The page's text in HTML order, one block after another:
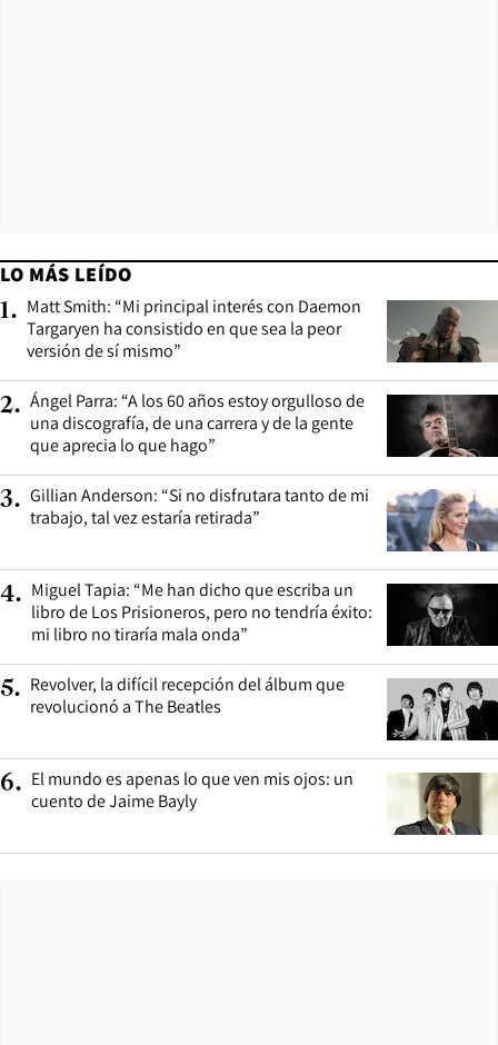
LO MÁS LEÍDO
1. Matt Smith: “Mi principal interés con Daemon
Targaryen ha consistido en que sea la peor
versión de sí mismo”
2. Ángel Parra: “A los 60 años estoy orgulloso de
una discografía, de una carrera y de la gente
que aprecia lo que hago”
3. Gillian Anderson: “Si no disfrutara tanto de mi
trabajo, tal vez estaría retirada”
4. Miguel Tapia: “Me han dicho que escriba un
libro de Los Prisioneros, pero no tendría éxito:
mi libro no tiraría mala onda”
5. Revolver, la difícil recepción del álbum que
revolucionó a The Beatles
6. El mundo es apenas lo que ven mis ojos: un
cuento de Jaime Bayly